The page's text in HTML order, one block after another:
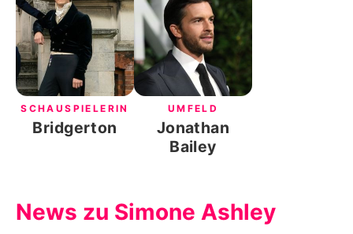
SCHAUSPIELERIN
Bridgerton
UMFELD
Jonathan
Bailey
News zu Simone Ashley